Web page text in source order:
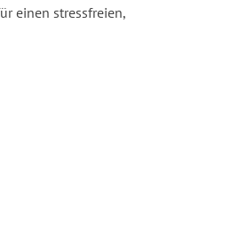
einen stressfreien,